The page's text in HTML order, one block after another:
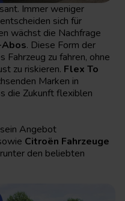
Immer weniger
sich für
wächst die Nachfrage
. Diese Form der
Fahrzeug zu fahren, ohne
zu riskieren. Flex To
Marken in
die Zukunft flexiblen
Angebot
Citroën Fahrzeuge
den beliebten